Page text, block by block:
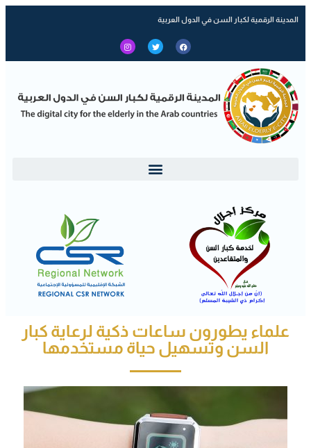
المدينة الرقمية لكبار السن في الدول العربية
علماء يطورون ساعات ذكية لرعاية كبار
السن وتسهيل حياة مستخدمها